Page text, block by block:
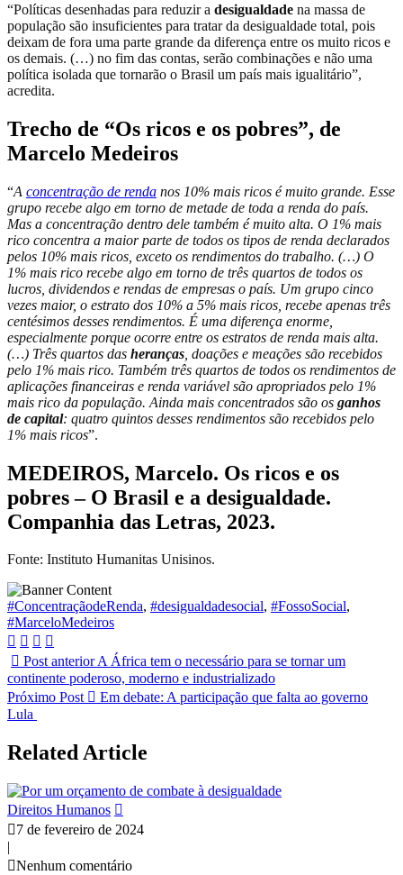
“Políticas desenhadas para reduzir a desigualdade na massa de
população são insuficientes para tratar da desigualdade total, pois
deixam de fora uma parte grande da diferença entre os muito ricos e
os demais. (…) no fim das contas, serão combinações e não uma
política isolada que tornarão o Brasil um país mais igualitário”,
acredita.
Trecho de “Os ricos e os pobres”, de
Marcelo Medeiros
“A concentração de renda nos 10% mais ricos é muito grande. Esse
grupo recebe algo em torno de metade de toda a renda do país.
Mas a concentração dentro dele também é muito alta. O 1% mais
rico concentra a maior parte de todos os tipos de renda declarados
pelos 10% mais ricos, exceto os rendimentos do trabalho. (…) O
1% mais rico recebe algo em torno de três quartos de todos os
lucros, dividendos e rendas de empresas o país. Um grupo cinco
vezes maior, o estrato dos 10% a 5% mais ricos, recebe apenas três
centésimos desses rendimentos. É uma diferença enorme,
especialmente porque ocorre entre os estratos de renda mais alta.
(…) Três quartos das heranças , doações e meações são recebidos
pelo 1% mais rico. Também três quartos de todos os rendimentos de
aplicações financeiras e renda variável são apropriados pelo 1%
mais rico da população. Ainda mais concentrados são os ganhos
de capital: quatro quintos desses rendimentos são recebidos pelo
1% mais ricos”.
MEDEIROS, Marcelo. Os ricos e os
pobres – O Brasil e a desigualdade.
Companhia das Letras, 2023.
Fonte: Instituto Humanitas Unisinos.
Tags:
#ConcentraçãodeRenda, #desigualdadesocial, #FossoSocial,
#MarceloMedeiros
Post anteriorA África tem o necessário para se tornar um
continente poderoso, moderno e industrializado
Próximo Post
Em debate: A participação que falta ao governo
Lula
Related Article
Direitos Humanos
7 de fevereiro de 2024
|
Nenhum comentário